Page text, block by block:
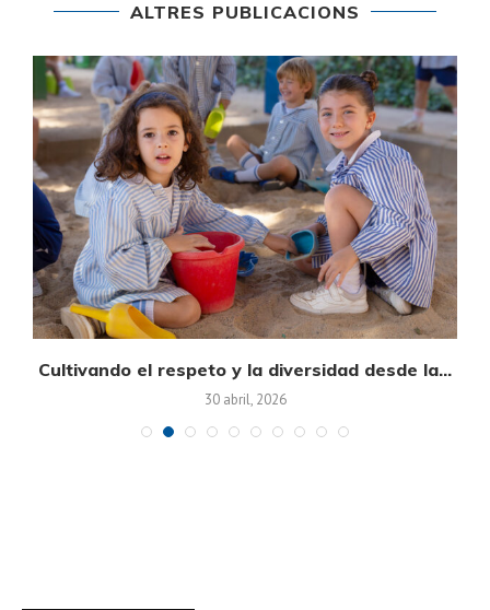
ALTRES PUBLICACIONS
Cultivando el respeto y la diversidad desde la...
30 abril, 2026